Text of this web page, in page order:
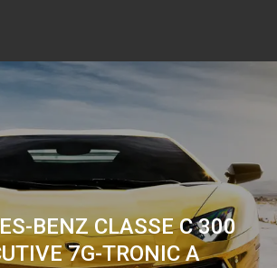
BENZ CLASSE C 300
7G-TRONIC A